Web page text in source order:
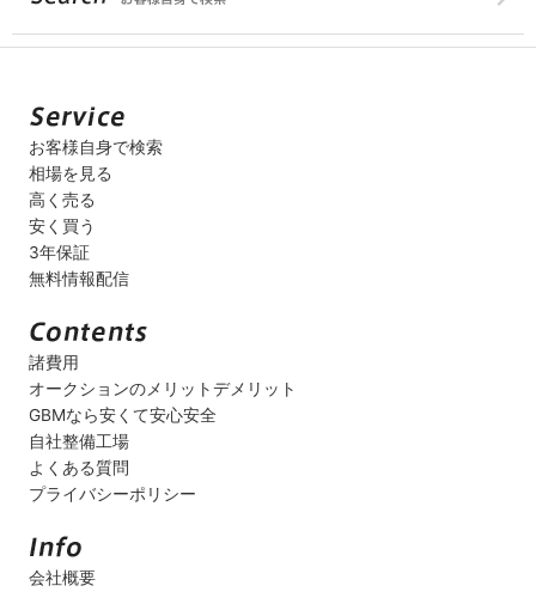
お客様自身で検索
相場を見る
高く売る
安く買う
3年保証
無料情報配信
諸費用
オークションのメリットデメリット
GBMなら安くて安心安全
自社整備工場
よくある質問
プライバシーポリシー
会社概要